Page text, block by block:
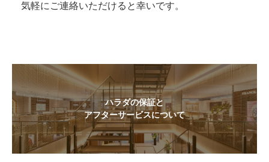
気軽にご連絡いただけると幸いです。
ハラダの保証と
アフターサービスについて